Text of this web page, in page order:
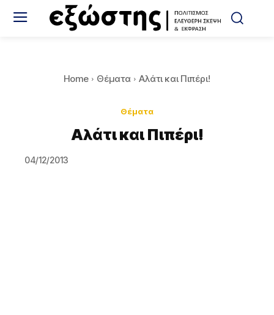
Home Θέματα Αλάτι και Πιπέρι!
Θέματα
Αλάτι και Πιπέρι!
04/12/2013